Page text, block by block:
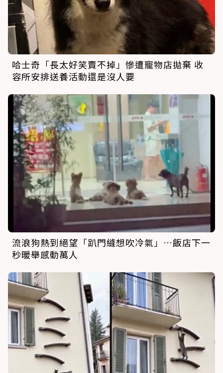
哈士奇「長太好笑賣不掉」慘遭寵物店拋棄 收
容所安排送養活動還是沒人要
流浪狗熱到絕望「趴門縫想吹冷氣」…飯店下一
秒暖舉感動萬人